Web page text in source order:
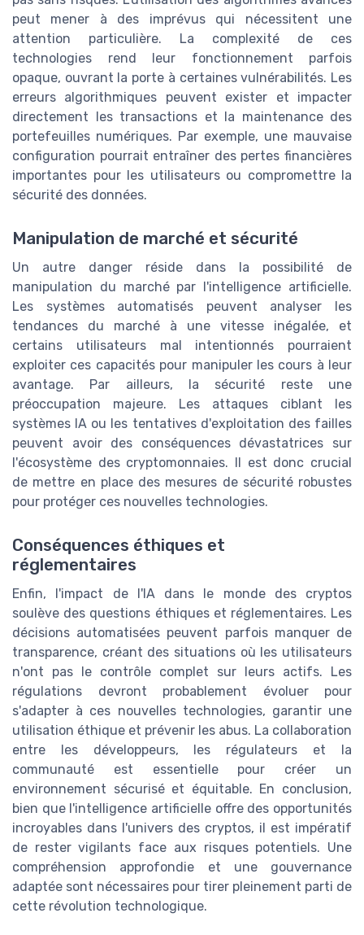
peut mener à des imprévus qui nécessitent une
attention particulière. La complexité de ces
technologies rend leur fonctionnement parfois
opaque, ouvrant la porte à certaines vulnérabilités. Les
erreurs algorithmiques peuvent exister et impacter
directement les transactions et la maintenance des
portefeuilles numériques. Par exemple, une mauvaise
configuration pourrait entraîner des pertes financières
importantes pour les utilisateurs ou compromettre la
sécurité des données.
Manipulation de marché et sécurité
Un autre danger réside dans la possibilité de
manipulation du marché par l'intelligence artificielle.
Les systèmes automatisés peuvent analyser les
tendances du marché à une vitesse inégalée, et
certains utilisateurs mal intentionnés pourraient
exploiter ces capacités pour manipuler les cours à leur
avantage. Par ailleurs, la sécurité reste une
préoccupation majeure. Les attaques ciblant les
systèmes IA ou les tentatives d'exploitation des failles
peuvent avoir des conséquences dévastatrices sur
l'écosystème des cryptomonnaies. Il est donc crucial
de mettre en place des mesures de sécurité robustes
pour protéger ces nouvelles technologies.
Conséquences éthiques et
réglementaires
Enfin, l'impact de l'IA dans le monde des cryptos
soulève des questions éthiques et réglementaires. Les
décisions automatisées peuvent parfois manquer de
transparence, créant des situations où les utilisateurs
n'ont pas le contrôle complet sur leurs actifs. Les
régulations devront probablement évoluer pour
s'adapter à ces nouvelles technologies, garantir une
utilisation éthique et prévenir les abus. La collaboration
entre les développeurs, les régulateurs et la
communauté est essentielle pour créer un
environnement sécurisé et équitable. En conclusion,
bien que l'intelligence artificielle offre des opportunités
incroyables dans l'univers des cryptos, il est impératif
de rester vigilants face aux risques potentiels. Une
compréhension approfondie et une gouvernance
adaptée sont nécessaires pour tirer pleinement parti de
cette révolution technologique.